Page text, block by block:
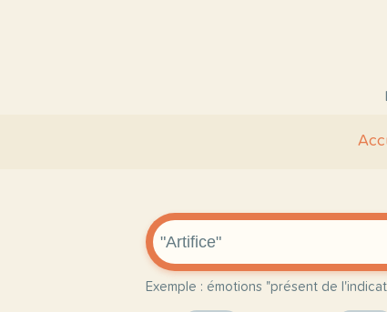
Exemple : émotions "présent de